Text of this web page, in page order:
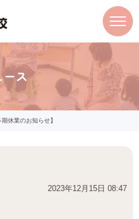
ス
期休業のお知らせ】
2023年12月15日 08:47